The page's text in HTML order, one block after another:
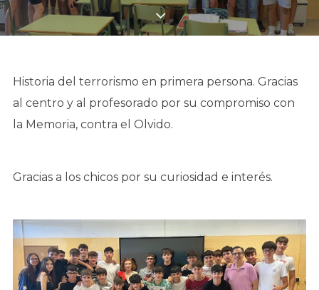
Historia del terrorismo en primera persona. Gracias
al centro y al profesorado por su compromiso con
la Memoria, contra el Olvido.
Gracias a los chicos por su curiosidad e interés.